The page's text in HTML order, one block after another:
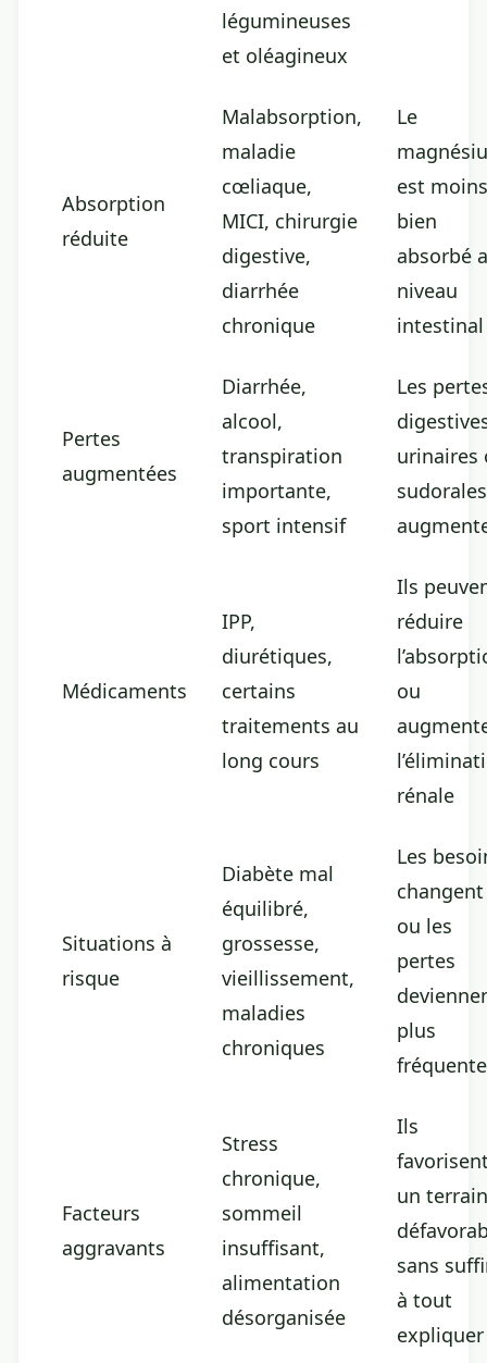
légumineuses
et oléagineux
Absorption
réduite
Malabsorption,
maladie
cœliaque,
MICI, chirurgie
digestive,
diarrhée
chronique
Le
est moins
bien
absorbé
niveau
intestinal
Pertes
augmentées
Diarrhée,
alcool,
transpiration
importante,
sport intensif
Les
urinaires
sudorales
Médicaments
IPP,
diurétiques,
certains
traitements au
long cours
Ils
réduire
ou
rénale
Situations à
risque
Diabète mal
équilibré,
grossesse,
vieillissement,
maladies
chroniques
Les
changent
ou les
pertes
plus
Facteurs
aggravants
Stress
chronique,
sommeil
insuffisant,
alimentation
désorganisée
Ils
un terrain
sans
à tout
expliquer